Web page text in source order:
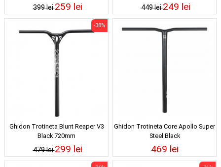
399 lei259 lei 449 lei249 lei
Ghidon Trotineta Blunt Reaper V3
Black 720mm
479 lei
-38%
299 lei
Ghidon Trotineta Core Apollo Super
Steel Black
469 lei